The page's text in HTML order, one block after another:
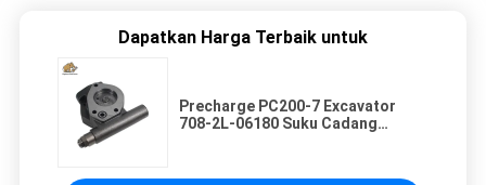
Dapatkan Harga Terbaik untuk
Precharge PC200-7 Excavator
708-2L-06180 Suku Cadang